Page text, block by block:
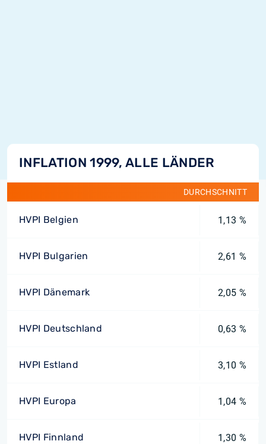
INFLATION 1999, ALLE LÄNDER
DURCHSCHNITT
HVPI Belgien 1,13 %
HVPI Bulgarien 2,61 %
HVPI Dänemark 2,05 %
HVPI Deutschland 0,63 %
HVPI Estland 3,10 %
HVPI Europa 1,04 %
HVPI Finnland 1,30 %